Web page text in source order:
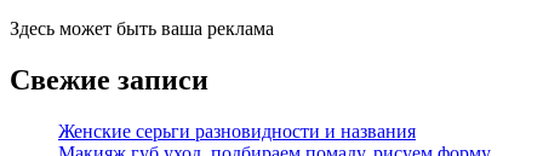
Здесь может быть ваша реклама
Свежие записи
Женские серьги разновидности и названия